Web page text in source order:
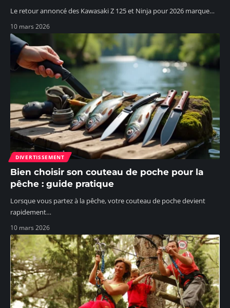
Le retour annoncé des Kawasaki Z 125 et Ninja pour 2026 marque…
10 mars 2026
DIVERTISSEMENT
Bien choisir son couteau de poche pour la
pêche : guide pratique
Lorsque vous partez à la pêche, votre couteau de poche devient
rapidement…
10 mars 2026